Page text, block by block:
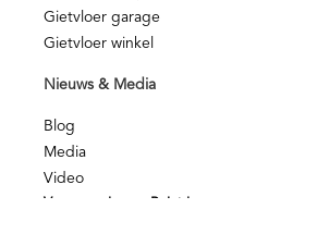
Gietvloer garage
Gietvloer winkel
Nieuws & Media
Blog
Media
Video